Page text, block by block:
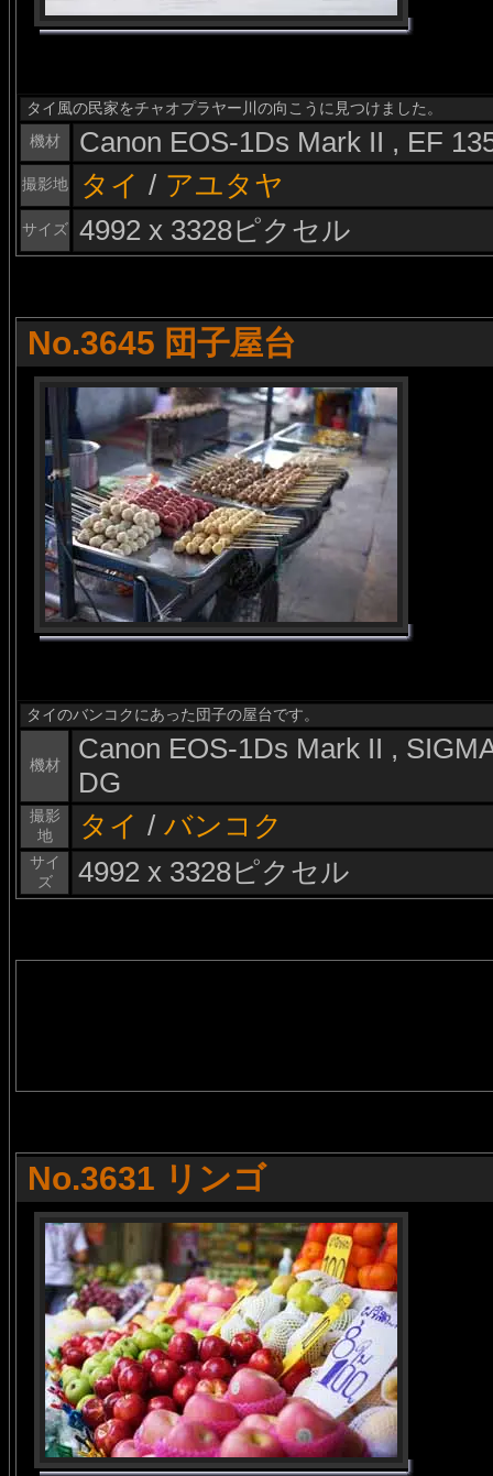
タイ風の民家をチャオプラヤー川の向こうに見つけました。
機材
Canon EOS-1Ds Mark II , EF
撮影地 タイ / アユタヤ
サイズ 4992 x 3328ピクセル
No.3645 団子屋台
タイのバンコクにあった団子の屋台です。
機材
Canon EOS-1Ds Mark II ,
DG
撮影
地
タイ / バンコク
サイ
ズ
4992 x 3328ピクセル
No.3631 リンゴ